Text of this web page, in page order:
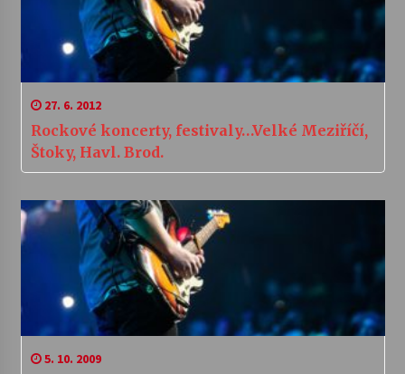
27. 6. 2012
Rockové koncerty, festivaly…Velké Meziříčí,
Štoky, Havl. Brod.
5. 10. 2009